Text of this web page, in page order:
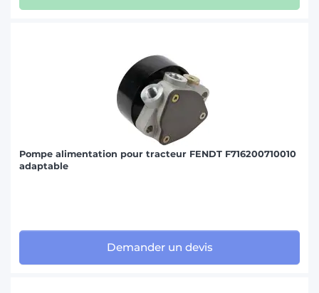
Pompe alimentation pour tracteur FENDT F716200710010
adaptable
Demander un devis